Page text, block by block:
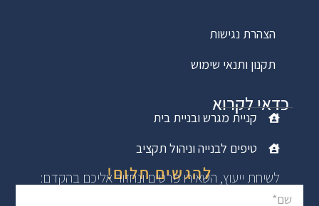
הצהרת נגישות
תקנון ותנאי שימוש
כדאי לקרוא
קניית מגרש ובניית בית
טיפים לבנייה וניהול תקציב
להגשים חלום!
לשיחת ייעוץ, השאירו פרטים ונחזור אליכם בהקדם: